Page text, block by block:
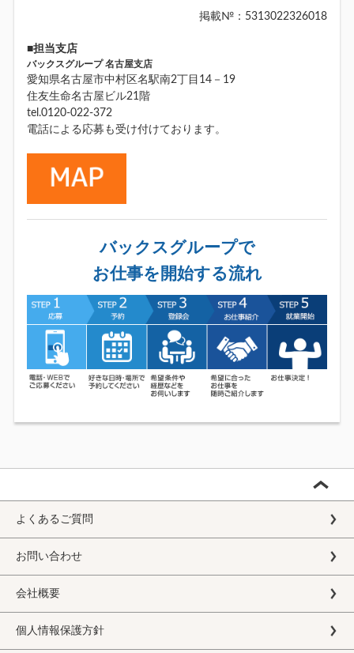
掲載№：5313022326018
■担当支店
バックスグループ 名古屋支店
愛知県名古屋市中村区名駅南2丁目14－19
住友生命名古屋ビル21階
tel.0120-022-372
電話による応募も受け付けております。
バックスグループで
お仕事を開始する流れ
よくあるご質問
お問い合わせ
会社概要
個人情報保護方針